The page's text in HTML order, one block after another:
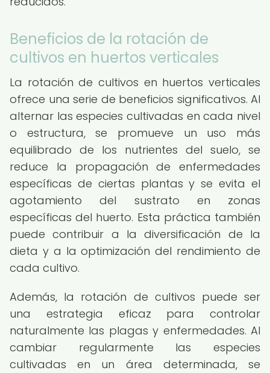
Beneficios de la rotación de
cultivos en huertos verticales
La rotación de cultivos en huertos verticales
ofrece una serie de beneficios significativos. Al
alternar las especies cultivadas en cada nivel
o estructura, se promueve un uso más
equilibrado de los nutrientes del suelo, se
reduce la propagación de enfermedades
específicas de ciertas plantas y se evita el
agotamiento del sustrato en zonas
específicas del huerto. Esta práctica también
puede contribuir a la diversificación de la
dieta y a la optimización del rendimiento de
cada cultivo.
Además, la rotación de cultivos puede ser
una estrategia eficaz para controlar
naturalmente las plagas y enfermedades. Al
cambiar regularmente las especies
cultivadas en un área determinada, se